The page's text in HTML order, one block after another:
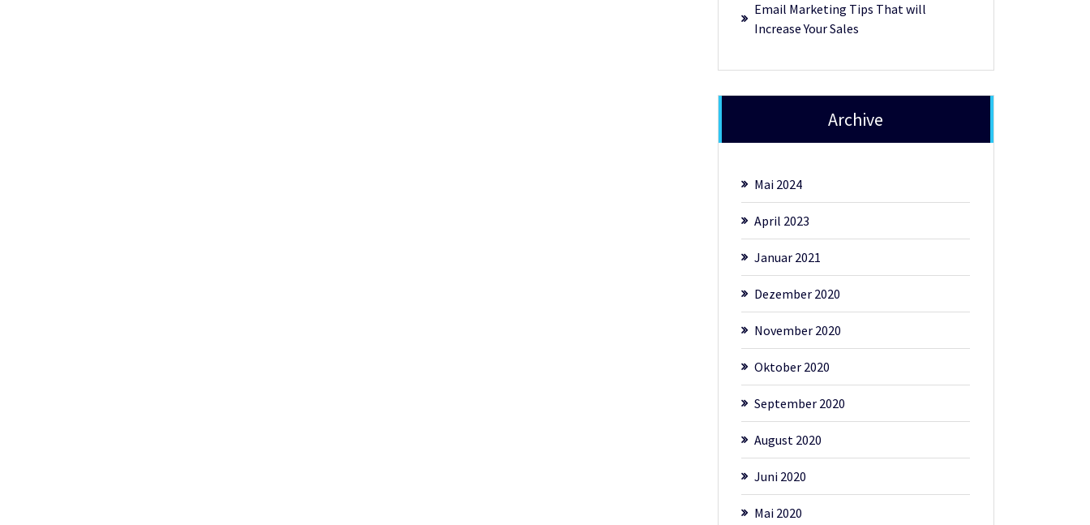
Email Marketing Tips That will
Increase Your Sales
Archive
Mai 2024
April 2023
Januar 2021
Dezember 2020
November 2020
Oktober 2020
September 2020
August 2020
Juni 2020
Mai 2020